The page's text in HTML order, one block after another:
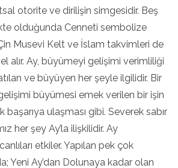
otorite ve dirilişin simgesidir. Beş
olduğunda Cenneti sembolize
Musevi Kelt ve İslam takvimleri de
alır. Ay, büyümeyi gelişimi verimliliği
ve büyüyen her şeyle ilgilidir. Bir
büyümesi emek verilen bir işin
ulaşması gibi. Severek sabır
her şey Ay’la ilişkilidir. Ay
etkiler. Yapılan pek çok
Yeni Ay’dan Dolunaya kadar olan